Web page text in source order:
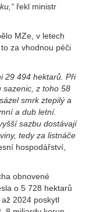
řekl ministr
MZe, v letech
za vhodnou péči
29 494 hektarů. Při
sazenic, z toho 58
smrk ztepilý a
a dub letní.
sazbu dostávají
tedy za listnáče
hospodářství,
obnovené
o 5 728 hektarů
2024 poskytl